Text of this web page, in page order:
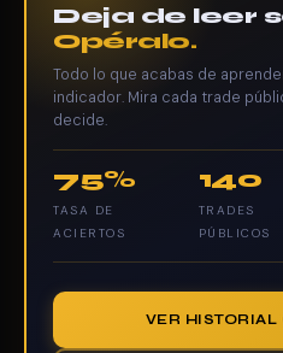
Deja de leer
Opéralo.
Todo lo que acabas de
indicador. Mira cada trade
decide.
75%
TASA DE
ACIERTOS
140
TRADES
PÚBLICOS
VER HISTORIAL